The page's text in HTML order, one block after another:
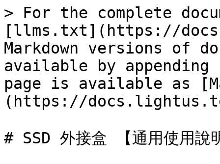
> For the complete
[llms.txt](https://
Markdown versions of
available by
page is available as
(https://
# SSD 外接盒 【通用使用說